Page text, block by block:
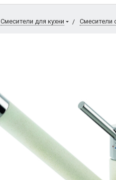
Смесители для кухни